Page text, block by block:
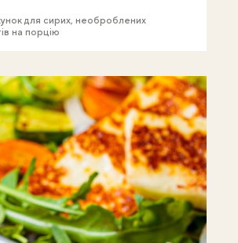
для сирих, необроблених
на порцію